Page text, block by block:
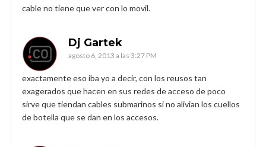
cable no tiene que ver con lo movil.
Dj Gartek
agosto 6, 2013 a las 3:27 PM
exactamente eso iba yo a decir, con los reusos tan
exagerados que hacen en sus redes de acceso de poco
sirve que tiendan cables submarinos si no alivian los cuellos
de botella que se dan en los accesos.